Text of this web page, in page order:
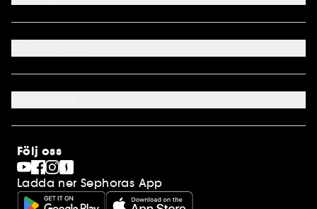
Mitt Konto
Sephora kundklubb
Om os
Karriär
Stores
Sephora Stands
SEPHORA Prize
Pride
Följ oss
Ladda ner Sephoras App